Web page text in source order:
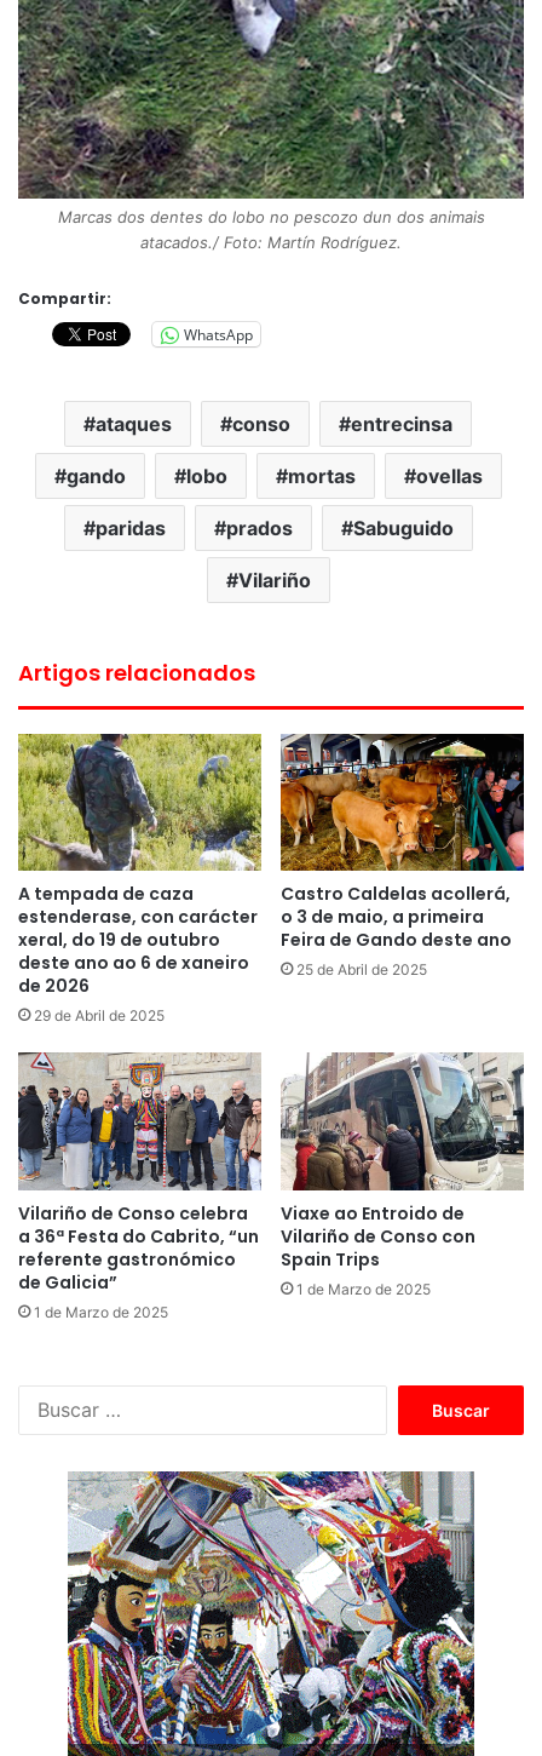
Marcas dos dentes do lobo no pescozo dun dos animais
atacados./ Foto: Martín Rodríguez.
Compartir:
WhatsApp
ataques conso entrecinsa
gando lobo mortas ovellas
paridas prados Sabuguido
Vilariño
Artigos relacionados
A tempada de caza
estenderase, con carácter
xeral, do 19 de outubro
deste ano ao 6 de xaneiro
de 2026
29 de Abril de 2025
Castro Caldelas acollerá,
o 3 de maio, a primeira
Feira de Gando deste ano
25 de Abril de 2025
Vilariño de Conso celebra
a 36ª Festa do Cabrito, “un
referente gastronómico
de Galicia”
1 de Marzo de 2025
Viaxe ao Entroido de
Vilariño de Conso con
Spain Trips
1 de Marzo de 2025
c
a
r
: